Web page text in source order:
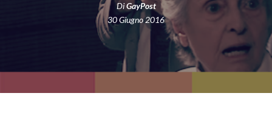
DiGayPost
30 Giugno 2016